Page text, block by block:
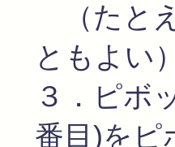
（たと
ともよい
３．ピボ
番目)をピ